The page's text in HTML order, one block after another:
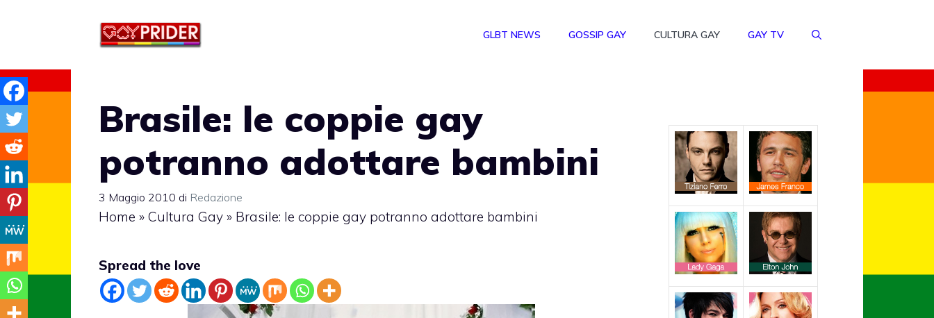
GLBT NEWS GOSSIP GAY CULTURA GAY GAY TV
Brasile: le coppie gay
potranno adottare bambini
3 Maggio 2010 di Redazione
Home » Cultura Gay » Brasile: le coppie gay potranno adottare bambini
Spread the love